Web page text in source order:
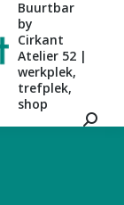
Buurtbar
by
Cirkant
Atelier 52 |
werkplek,
trefplek,
shop